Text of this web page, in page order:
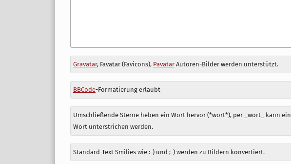
Antwort
zu
Gravatar, Favatar (Favicons), PavatarAutoren-Bilder werden unterstützt.
BBCode-Formatierung erlaubt
Umschließende Sterne heben ein Wort hervor (*wort*), per _wort_ kann ein
Wort unterstrichen werden.
Standard-Text Smilies wie :-) und ;-) werden zu Bildern konvertiert.